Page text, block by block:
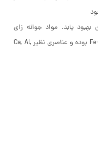
یابد. مواد جوانه زای
متداول در ریخته¬گری چدنها بر پایه Fe-Si بوده و عناصری نظیر Ca, Al,